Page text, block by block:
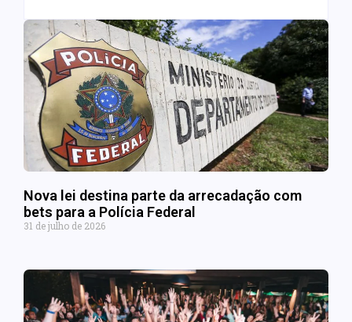
Nova lei destina parte da arrecadação com
bets para a Polícia Federal
31 de julho de 2026